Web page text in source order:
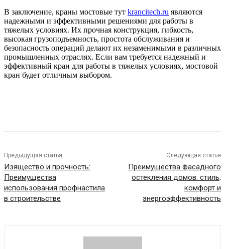
В заключение, краны мостовые тут krancitech.ru являются
надежными и эффективными решениями для работы в
тяжелых условиях. Их прочная конструкция, гибкость,
высокая грузоподъемность, простота обслуживания и
безопасность операций делают их незаменимыми в различных
промышленных отраслях. Если вам требуется надежный и
эффективный кран для работы в тяжелых условиях, мостовой
кран будет отличным выбором.
Предыдущая статья
Изящество и прочность:
Преимущества
использования профнастила
в строительстве
Следующая статья
Преимущества фасадного
остекления домов: стиль,
комфорт и
энергоэффективность